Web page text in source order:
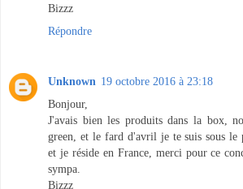
Bizzz
Répondre
Unknown 19 octobre 2016 à 23:18
Bonjour,
J'avais bien les produits dans la box,
green, et le fard d'avril je te suis sous le
et je réside en France, merci pour ce
sympa.
Bizzz